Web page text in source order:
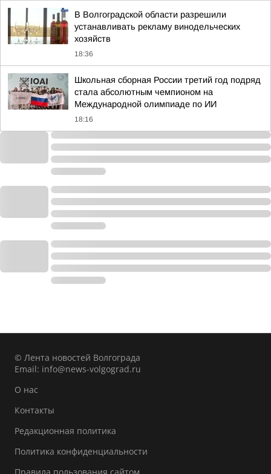
В Волгоградской области разрешили
устанавливать рекламу винодельческих
хозяйств
18:36
Школьная сборная России третий год подряд
стала абсолютным чемпионом на
Международной олимпиаде по ИИ
18:16
© Лента новостей Волгограда
Email: info@news-volgograd.ru
О нас
Контакты
Редакционная политика
Политика конфиденциальности